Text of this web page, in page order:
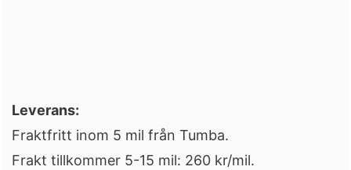
Leverans:
Fraktfritt inom 5 mil från Tumba.
Frakt tillkommer 5-15 mil: 260 kr/mil.